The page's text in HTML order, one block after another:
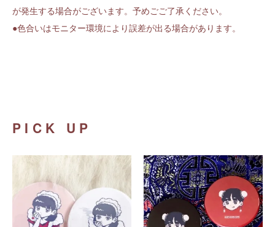
が発生する場合がございます。予めごご了承ください。
●色合いはモニター環境により誤差が出る場合があります。
PICK UP